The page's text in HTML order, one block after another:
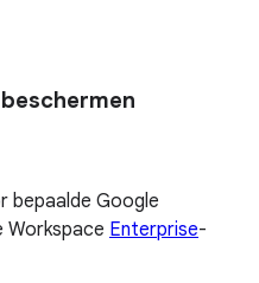
bepaalde Google
Workspace Enterprise-